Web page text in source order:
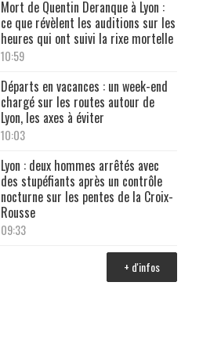
Mort de Quentin Deranque à Lyon :
ce que révèlent les auditions sur les
heures qui ont suivi la rixe mortelle
10:59
Départs en vacances : un week-end
chargé sur les routes autour de
Lyon, les axes à éviter
10:03
Lyon : deux hommes arrêtés avec
des stupéfiants après un contrôle
nocturne sur les pentes de la Croix-
Rousse
09:33
+ d'infos